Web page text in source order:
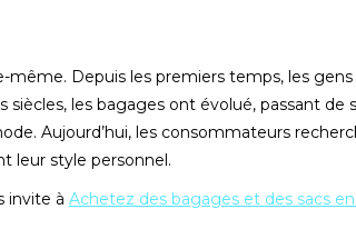
même. Depuis les premiers temps, les
les bagages ont évolué, passant de
Aujourd’hui, les consommateurs
leur style personnel.
invite à Achetez des bagages et des sacs